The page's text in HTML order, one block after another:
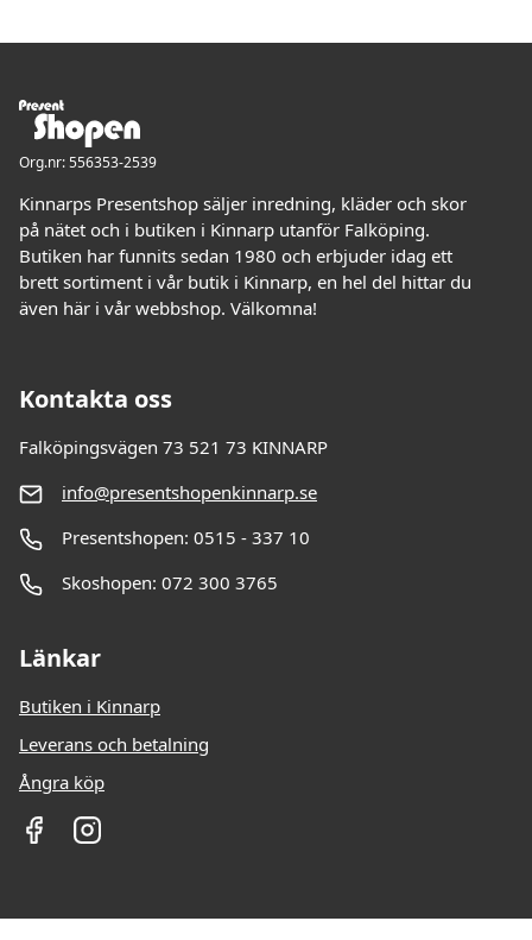
Org.nr: 556353-2539
Kinnarps Presentshop säljer inredning, kläder och skor
på nätet och i butiken i Kinnarp utanför Falköping.
Butiken har funnits sedan 1980 och erbjuder idag ett
brett sortiment i vår butik i Kinnarp, en hel del hittar du
även här i vår webbshop. Välkomna!
Kontakta oss
Falköpingsvägen 73 521 73 KINNARP
info@presentshopenkinnarp.se
Presentshopen: 0515 - 337 10
Skoshopen: 072 300 3765
Länkar
Butiken i Kinnarp
Leverans och betalning
Ångra köp